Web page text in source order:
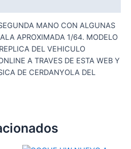
MANO CON ALGUNAS
APROXIMADA 1/64. MODELO
DEL VEHICULO
A TRAVES DE ESTA WEB Y
DE CERDANYOLA DEL